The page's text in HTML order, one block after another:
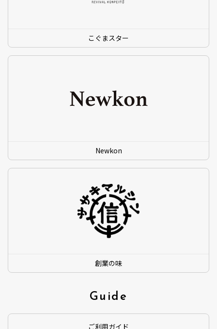
こぐまスター
Newkon
創業の味
Guide
ご利用ガイド